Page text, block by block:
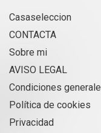
Casaseleccion
CONTACTA
Sobre mi
AVISO LEGAL
Condiciones
Política de cookies
Privacidad